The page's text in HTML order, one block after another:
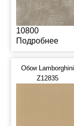
10800
Подробнее
Обои Lamborghini
Z12835